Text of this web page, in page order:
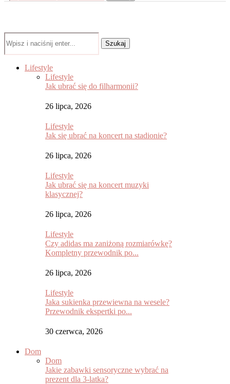
Szukaj
Lifestyle
Lifestyle
Jak ubrać się do filharmonii?
26 lipca, 2026
Lifestyle
Jak się ubrać na koncert na stadionie?
26 lipca, 2026
Lifestyle
Jak ubrać się na koncert muzyki
klasycznej?
26 lipca, 2026
Lifestyle
Czy adidas ma zaniżoną rozmiarówkę?
Kompletny przewodnik po...
26 lipca, 2026
Lifestyle
Jaka sukienka przewiewna na wesele?
Przewodnik ekspertki po...
30 czerwca, 2026
Dom
Dom
Jakie zabawki sensoryczne wybrać na
prezent dla 3-latka?